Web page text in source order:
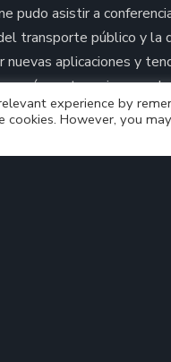
pudo asistir a
transporte público y la
nuevas aplicaciones y
más protagonismo
de eventos
experience by
cookies. However, you